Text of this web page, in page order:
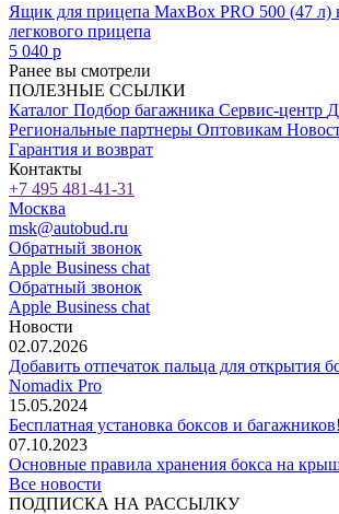
Ящик для прицепа MaxBox PRO 500 (47
легкового прицепа
5 040 p
Ранее вы смотрели
ПОЛЕЗНЫЕ ССЫЛКИ
Каталог Подбор багажника Сервис-центр
Региональные партнеры Оптовикам
Гарантия и возврат
Контакты
+7 495 481-41-31
Москва
msk@autobud.ru
Обратный звонок
Apple Business chat
Обратный звонок
Apple Business chat
Новости
02.07.2026
Добавить отпечаток пальца для открытия
Nomadix Pro
15.05.2024
Бесплатная установка боксов и багажников!
07.10.2023
Основные правила хранения бокса на
Все новости
ПОДПИСКА НА РАССЫЛКУ